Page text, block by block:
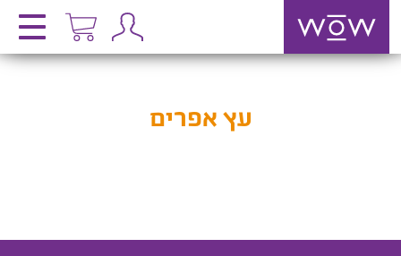
עץ אפרים